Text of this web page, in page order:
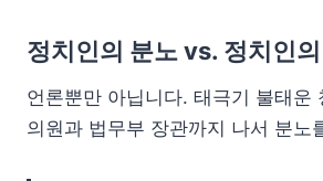
정치인의 분노 vs. 정치인
언론뿐만 아닙니다. 태극기 불태
의원과 법무부 장관까지 나서 분노